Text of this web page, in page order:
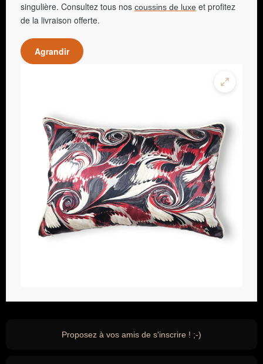
singulière. Consultez tous nos coussins de luxe et profitez
de la livraison offerte.
Agrandir
Proposez à vos amis de s'inscrire ! ;-)